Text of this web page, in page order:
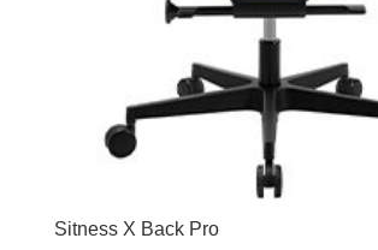
Sitness X Back Pro